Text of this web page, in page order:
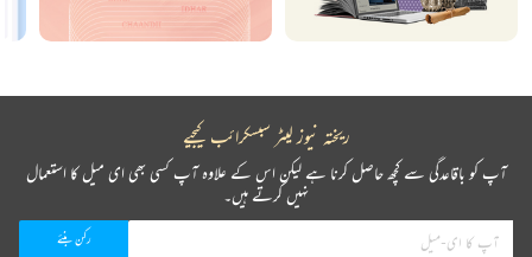
ریختہ نیوز لیٹر سبسکرائب کیجیے
آپ کو باقاعدگی سے کچھ حاصل کرنا ہے لیکن اس کے علاوہ آپ کسی بھی ای میل کا استعمال
نہیں کرتے ہیں۔